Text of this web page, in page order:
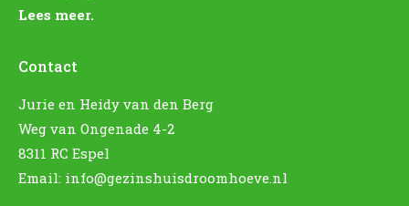
Lees meer.
Contact
Jurie en Heidy van den Berg
Weg van Ongenade 4-2
8311 RC Espel
Email: info@gezinshuisdroomhoeve.nl